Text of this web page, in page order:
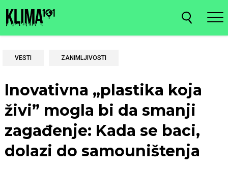
VESTI ZANIMLJIVOSTI
Inovativna „plastika koja
živi” mogla bi da smanji
zagađenje: Kada se baci,
dolazi do samouništenja